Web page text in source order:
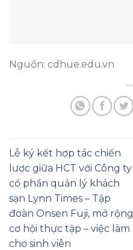
Nguồn: cdhue.edu.vn
Lễ ký kết hợp tác chiến
lược giữa HCT với Công ty
cổ phần quản lý khách
sạn Lynn Times – Tập
đoàn Onsen Fuji, mở rộng
cơ hội thực tập – việc làm
cho sinh viên